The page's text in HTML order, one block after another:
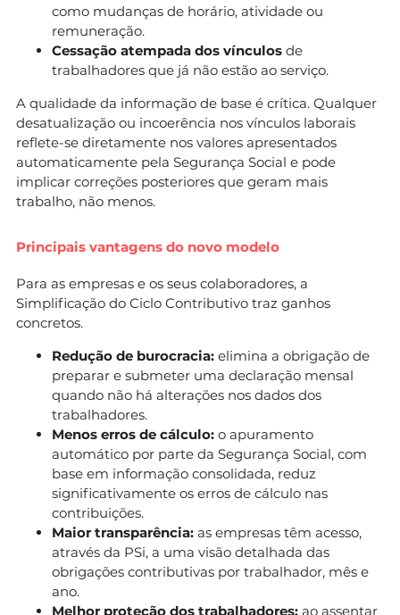
como mudanças de horário, atividade ou
remuneração.
Cessação atempada dos vínculos de
trabalhadores que já não estão ao serviço.
A qualidade da informação de base é crítica. Qualquer
desatualização ou incoerência nos vínculos laborais
reflete-se diretamente nos valores apresentados
automaticamente pela Segurança Social e pode
implicar correções posteriores que geram mais
trabalho, não menos.
Principais vantagens do novo modelo
Para as empresas e os seus colaboradores, a
Simplificação do Ciclo Contributivo traz ganhos
concretos.
Redução de burocracia: elimina a obrigação de
preparar e submeter uma declaração mensal
quando não há alterações nos dados dos
trabalhadores.
Menos erros de cálculo: o apuramento
automático por parte da Segurança Social, com
base em informação consolidada, reduz
significativamente os erros de cálculo nas
contribuições.
Maior transparência: as empresas têm acesso,
através da PSi, a uma visão detalhada das
obrigações contributivas por trabalhador, mês e
ano.
Melhor proteção dos trabalhadores: ao assentar